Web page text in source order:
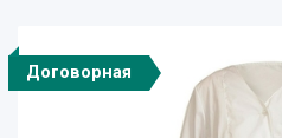
Договорная